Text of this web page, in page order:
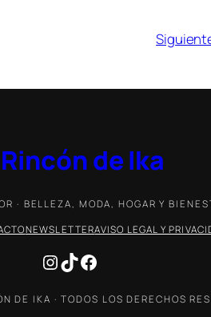
de Ika
· BELLEZA, MODA, HOGAR Y
NEWSLETTERAVISO LEGAL Y
Instagram
TikTokFacebook
DE IKA · TODOS LOS DERECHOS